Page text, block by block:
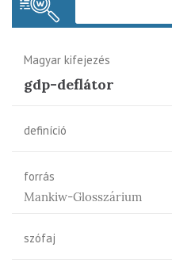
Magyar kifejezés
gdp-deflátor
definíció
forrás
Mankiw-Glosszárium
szófaj